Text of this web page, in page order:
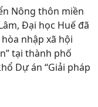
Nông thôn miền
Đại học Huế đã
nhập xã hội
tại thành phố
Dự án “Giải pháp